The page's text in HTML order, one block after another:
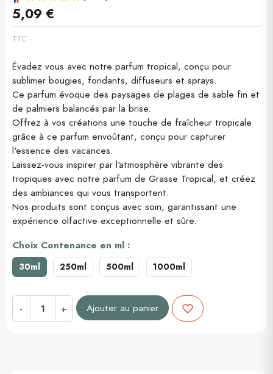
(2 avis)
5,09 €
TTC
Évadez vous avec notre parfum tropical, conçu pour
sublimer bougies, fondants, diffuseurs et sprays.
Ce parfum évoque des paysages de plages de sable fin et
de palmiers balancés par la brise.
Offrez à vos créations une touche de fraîcheur tropicale
grâce à ce parfum envoûtant, conçu pour capturer
l'essence des vacances.
Laissez-vous inspirer par l'atmosphère vibrante des
tropiques avec notre parfum de Grasse Tropical, et créez
des ambiances qui vous transportent.
Nos produits sont conçus avec soin, garantissant une
expérience olfactive exceptionnelle et sûre.
Choix Contenance en ml :
30ml 250ml 500ml 1000ml
- + Ajouter au panier